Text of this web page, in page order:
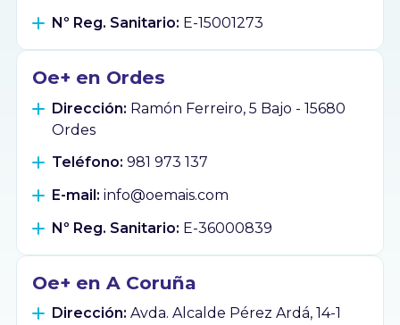
Nº Reg. Sanitario: E-15001273
Oe+ en Ordes
Dirección: Ramón Ferreiro, 5 Bajo - 15680
Ordes
Teléfono: 981 973 137
E-mail: info@oemais.com
Nº Reg. Sanitario: E-36000839
Oe+ en A Coruña
Dirección: Avda. Alcalde Pérez Ardá, 14-1